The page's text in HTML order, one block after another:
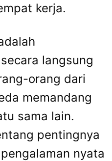
kerja.
langsung
orang dari
memandang
sama lain.
pentingnya
nyata